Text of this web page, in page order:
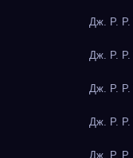
Дж. Р. Р.
Дж. Р. Р.
Дж. Р. Р.
Дж. Р. Р.
Дж. Р. Р.